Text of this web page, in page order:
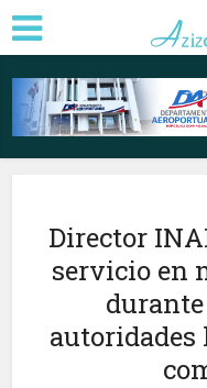
Director
servicio en
autoridades